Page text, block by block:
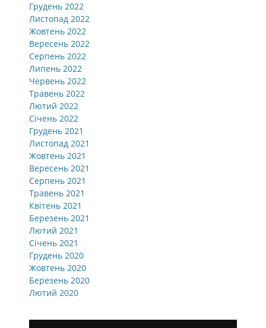
Грудень 2022
Листопад 2022
Жовтень 2022
Вересень 2022
Серпень 2022
Липень 2022
Червень 2022
Травень 2022
Лютий 2022
Січень 2022
Грудень 2021
Листопад 2021
Жовтень 2021
Вересень 2021
Серпень 2021
Травень 2021
Квітень 2021
Березень 2021
Лютий 2021
Січень 2021
Грудень 2020
Жовтень 2020
Березень 2020
Лютий 2020